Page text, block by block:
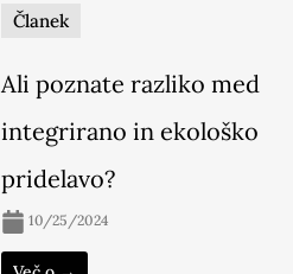
Članek
Ali poznate razliko med
integrirano in ekološko
pridelavo?
10/25/2024